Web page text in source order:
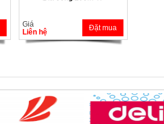
Giá
Liên hệ
Đặt mua